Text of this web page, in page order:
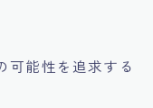
可能性を追求する